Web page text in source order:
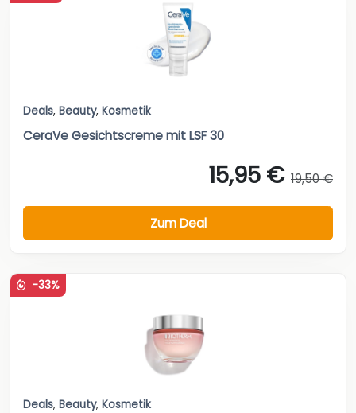
Deals, Beauty, Kosmetik
CeraVe Gesichtscreme mit LSF 30
15,95 € 19,50 €
Zum Deal
-33%
Deals, Beauty, Kosmetik